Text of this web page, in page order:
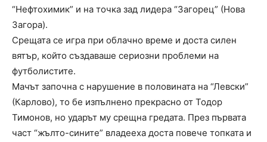
“Нефтохимик” и на точка зад лидера “Загорец” (Нова
Загора).
Срещата се игра при облачно време и доста силен
вятър, който създаваше сериозни проблеми на
футболистите.
Мачът започна с нарушение в половината на “Левски”
(Карлово), то бе изпълнено прекрасно от Тодор
Тимонов, но ударът му срещна гредата. През първата
част “жълто-сините” владееха доста повече топката и